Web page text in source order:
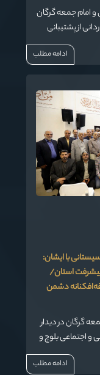
و امام جمعه گرگان
از پشتیبانی
وحدت و انسجام
ادامه مطلب
با ایشان:
استان/
دشمن
گرگان در دیدار
اجتماعی بلوچ و
و اصالت
به
ادامه مطلب